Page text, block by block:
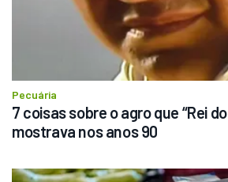
Pecuária
7 coisas sobre o agro que “Rei do
mostrava nos anos 90